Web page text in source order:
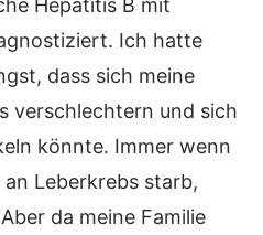
Ich hatte
dass sich meine
verschlechtern und sich
könnte. Immer wenn
Leberkrebs starb,
da meine Familie